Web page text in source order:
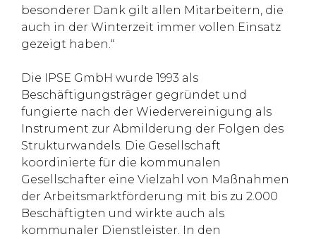
besonderer Dank gilt allen Mitarbeitern, die
auch in der Winterzeit immer vollen Einsatz
gezeigt haben.“
Die IPSE GmbH wurde 1993 als
Beschäftigungsträger gegründet und
fungierte nach der Wiedervereinigung als
Instrument zur Abmilderung der Folgen des
Strukturwandels. Die Gesellschaft
koordinierte für die kommunalen
Gesellschafter eine Vielzahl von Maßnahmen
der Arbeitsmarktförderung mit bis zu 2.000
Beschäftigten und wirkte auch als
kommunaler Dienstleister. In den